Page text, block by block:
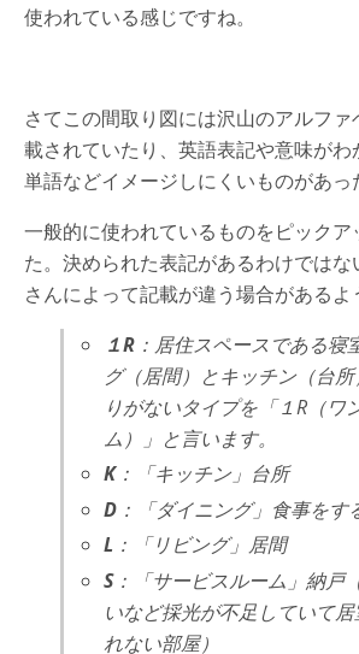
使われている感じですね。
さてこの間取り図には沢山のアルフ
載されていたり、英語表記や意味がわ
単語などイメージしにくいものがあっ
一般的に使われているものをピックア
た。決められた表記があるわけでは
さんによって記載が違う場合があるよ
１R：居住スペースである寝
グ（居間）とキッチン（台
りがないタイプを「１R（ワ
ム）」と言います。
K：「キッチン」台所
D：「ダイニング」食事をす
L ：「リビング」居間
S：「サービスルーム」納戸
いなど採光が不足していて
れない部屋）